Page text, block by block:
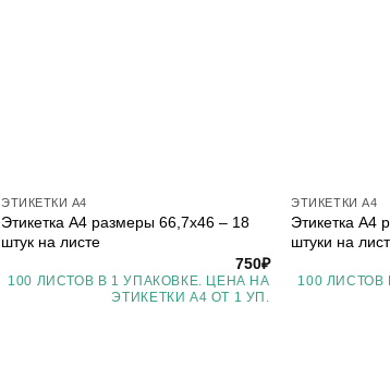
ЭТИКЕТКИ А4
Этикетка А4 размеры 66,7х46 – 18
штук на листе
750₽
100 ЛИСТОВ В 1 УПАКОВКЕ. ЦЕНА НА
ЭТИКЕТКИ А4 ОТ 1 УП.
ЭТИКЕТКИ А4
Этикетка А4
штуки на
100 ЛИСТОВ